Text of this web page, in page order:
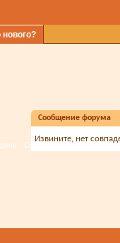
нового?
События за день Все
Сообщение форума
Извините, нет